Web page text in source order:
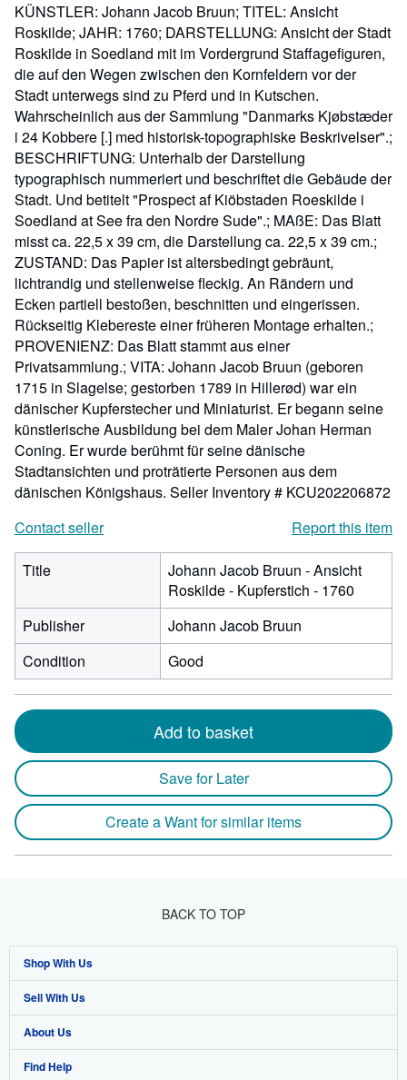
KÜNSTLER: Johann Jacob Bruun; TITEL: Ansicht
Roskilde; JAHR: 1760; DARSTELLUNG: Ansicht der Stadt
Roskilde in Soedland mit im Vordergrund Staffagefiguren,
die auf den Wegen zwischen den Kornfeldern vor der
Stadt unterwegs sind zu Pferd und in Kutschen.
Wahrscheinlich aus der Sammlung "Danmarks Kjøbstæder
i 24 Kobbere [.] med historisk-topographiske Beskrivelser".;
BESCHRIFTUNG: Unterhalb der Darstellung
typographisch nummeriert und beschriftet die Gebäude der
Stadt. Und betitelt "Prospect af Kiöbstaden Roeskilde i
Soedland at See fra den Nordre Sude".; MAßE: Das Blatt
misst ca. 22,5 x 39 cm, die Darstellung ca. 22,5 x 39 cm.;
ZUSTAND: Das Papier ist altersbedingt gebräunt,
lichtrandig und stellenweise fleckig. An Rändern und
Ecken partiell bestoßen, beschnitten und eingerissen.
Rückseitig Klebereste einer früheren Montage erhalten.;
PROVENIENZ: Das Blatt stammt aus einer
Privatsammlung.; VITA: Johann Jacob Bruun (geboren
1715 in Slagelse; gestorben 1789 in Hillerød) war ein
dänischer Kupferstecher und Miniaturist. Er begann seine
künstlerische Ausbildung bei dem Maler Johan Herman
Coning. Er wurde berühmt für seine dänische
Stadtansichten und proträtierte Personen aus dem
dänischen Königshaus. Seller Inventory # KCU202206872
Contact seller
Report this item
Title
Johann Jacob Bruun - Ansicht
Roskilde - Kupferstich - 1760
Publisher
Johann Jacob Bruun
Condition
Good
Add to basket
Save for Later
Create a Want for similar items
BACK TO TOP
Shop With Us
Advanced Search
Browse Collections
My Account
Sell With Us
Start Selling
Join Our Affiliate Program
About Us
About AbeBooks
Find Help